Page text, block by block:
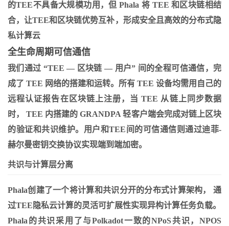
的TEE不具备大规模功用，但 Phala 将 TEE 和区块链相结
合，让TEE和区块链优势互补，形成安全且高效的分布式隐
私计算云
全生命周期可信通信
我们通过 “TEE — 区块链 — 用户” 间的全程可信通信，完
成了 TEE 网络的搭建和运转。所有 TEE 设备均需用自己的
远程认证报告在区块链上注册，当 TEE 从链上同步数据
时， TEE 内搭建的 GRANDPA 轻客户端会完成对链上区块
的验证和共识维护。用户和TEE间的可信通信则通过迪菲-
赫尔曼密钥交换协议实现端到端加密。
共识与计算层分离
Phala创建了一个将计算和共识分开的分布式计算架构， 通
过TEE隐私云计算的灵活可扩展性实现异构计算任务负载。
Phala的共识采用了与Polkadot一致的NPoS共识，NPOS